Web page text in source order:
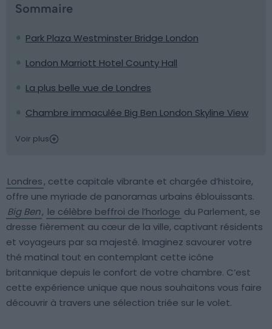
Sommaire
Park Plaza Westminster Bridge London
London Marriott Hotel County Hall
La plus belle vue de Londres
Chambre immaculée Big Ben London Skyline View
Voir plus
Londres, cette capitale vibrante et chargée d’histoire,
offre une myriade de panoramas urbains éblouissants.
Big Ben, le célèbre beffroi de l’horloge du Parlement, se
dresse fièrement au cœur de la ville, captivant résidents
et voyageurs par sa majesté. Imaginez savourer votre
thé matinal tout en contemplant cette icône
britannique depuis le confort de votre chambre. C’est
cette expérience unique que nous souhaitons vous faire
découvrir à travers une sélection triée sur le volet.